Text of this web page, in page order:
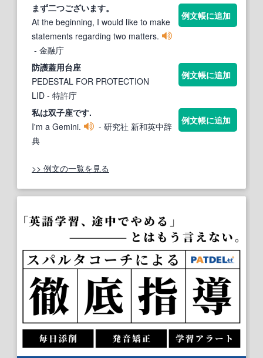
まず二つございます。
At the beginning, I would like to make
statements regarding two matters.
- 金融庁
例文帳に追加
防護蓋用台座
PEDESTAL FOR PROTECTION
LID - 特許庁
例文帳に追加
私は双子座です.
I'm a Gemini.
- 研究社 新和英中辞
典
例文帳に追加
>> 例文の一覧を見る